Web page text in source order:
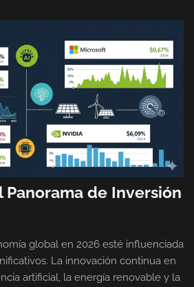
Panorama de Inversión
global en 2026 esté influenciada
La innovación continua en
artificial, la energía renovable y la